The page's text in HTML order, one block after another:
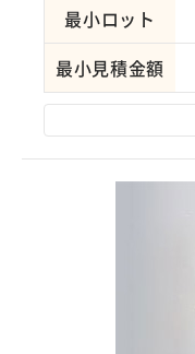
最小ロット
最小見積金額